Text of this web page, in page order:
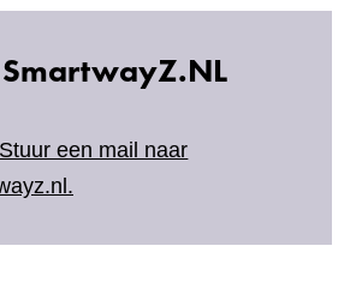
een mail naar